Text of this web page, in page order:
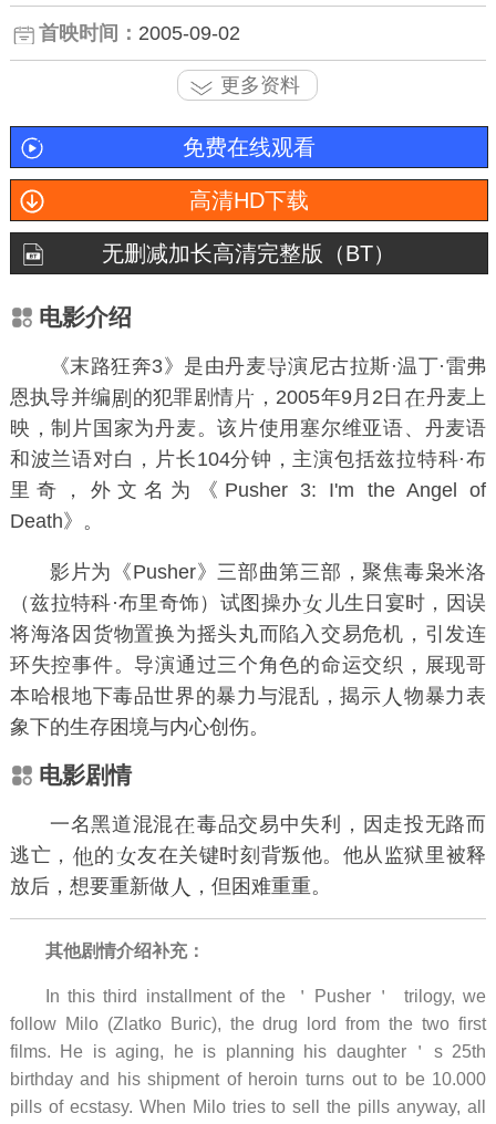
首映时间： 2005-09-02
更多资料
免费在线观看
高清HD下载
无删减加长高清完整版（BT）
电影介绍
《末路狂奔3》是由丹麦 演 尼古拉斯·温丁·雷弗
恩执导并编 的犯罪剧情 ，2005年9月2日
丹麦上
映，制片国家为丹麦。该片使用塞尔维亚语、丹麦语
和波兰语对白，片长104分钟，主演包括兹拉特科·布
里奇
，外文名为《Pusher 3: I'm the Angel of
Death》。
影片为《Pusher》三部曲第三部，聚焦毒枭米洛
（兹拉特科·布里奇饰）试图操办
儿生日宴时，因误
将海洛因货物置换为摇头丸而陷入交易危机，引发连
环失控事件。导演通过三个角色的命运交织，展现哥
本哈根地下毒品世界的暴力与混乱，揭示
物暴力表
象下的生存困境与内心创伤。
电影剧情
一名黑道混混
毒品交易中失利，因走投无路而
逃亡，
的
友在关键时刻背叛他。他从监狱里被释
放后，想要重新做
，但困难重重。
其他剧情介绍补充：
In this third installment of the ＇Pusher＇ trilogy, we
follow Milo (Zlatko Buric), the drug lord from the two first
films. He is aging, he is planning his daughter＇s 25th
birthday and his shipment of heroin turns out to be 10.000
pills of ecstasy. When Milo tries to sell the pills anyway, all